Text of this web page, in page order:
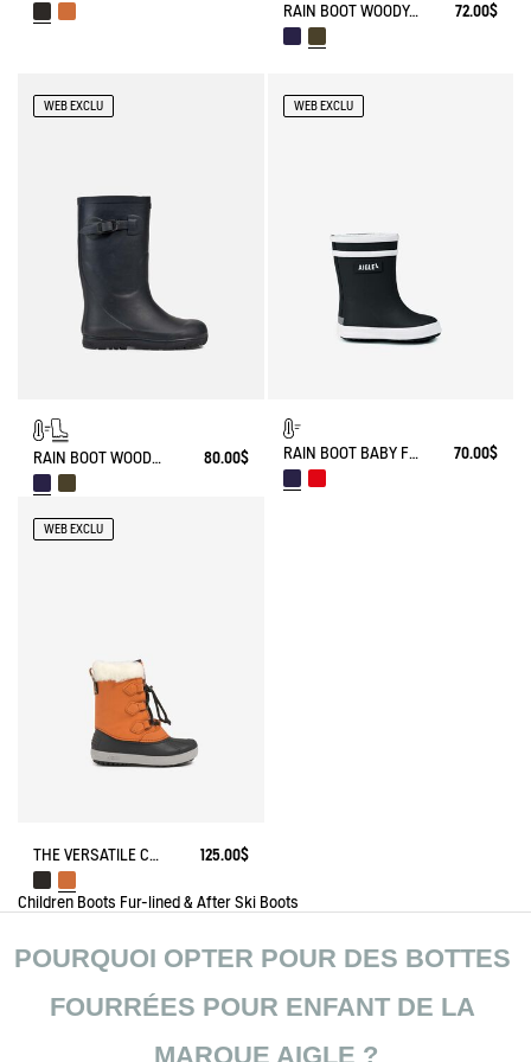
RAIN BOOT WOODY-POP FUR-LINED 72.00$
WEB EXCLU
RAIN BOOT WOODY-POP FUR-LINED 80.00$
WEB EXCLU
RAIN BOOT BABY FLAC FUR-LINED 70.00$
WEB EXCLU
THE VERSATILE CHILDREN'S APRÈS-SKI BOOT 125.00$
Children Boots Fur-lined & After Ski Boots
POURQUOI OPTER POUR DES BOTTES
FOURRÉES POUR ENFANT DE LA
MARQUE AIGLE ?